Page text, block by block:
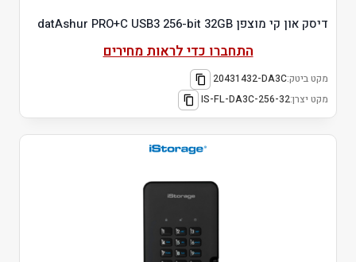
דיסק און קי מוצפן datAshur PRO+C USB3 256-bit 32GB
התחברו כדי לראות מחירים
מקט ביטק:20431432-DA3C
מקט יצרן:IS-FL-DA3C-256-32